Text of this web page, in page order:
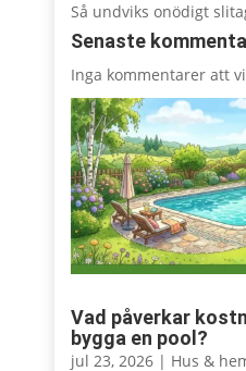
Så undviks onödigt
Senaste
Inga kommentarer att
Vad påverkar
bygga en pool?
jul 23, 2026| Hus &